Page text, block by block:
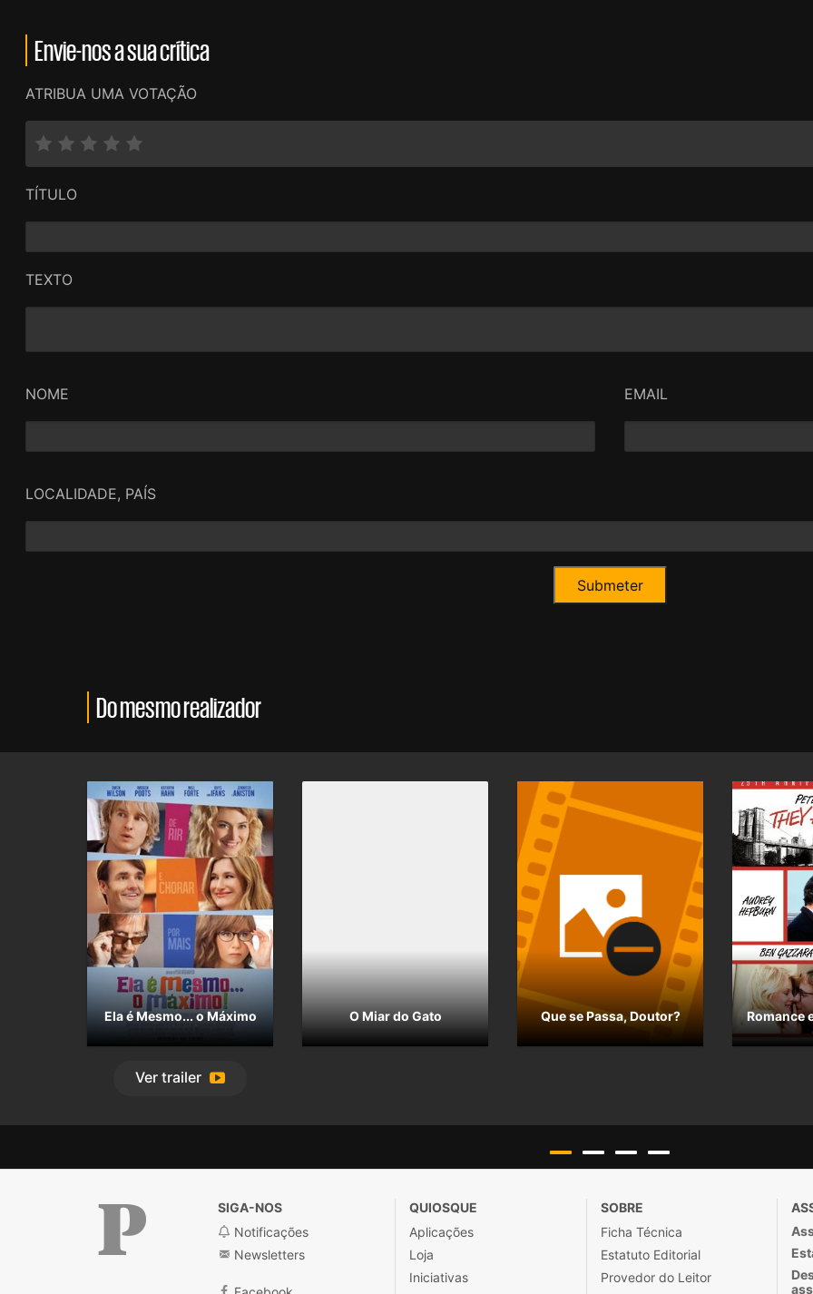
Envie-nos a sua crítica
ATRIBUA UMA VOTAÇÃO
TÍTULO
TEXTO
NOME EMAIL
LOCALIDADE, PAÍS
Do mesmo realizador
Ela é Mesmo... o Máximo
Ver trailer
O Miar do Gato Que se Passa, Doutor? Romance
SIGA-NOS
Notificações
Newsletters
QUIOSQUE
Aplicações
Loja
Iniciativas
SOBRE
Ficha Técnica
Estatuto Editorial
Provedor do Leitor